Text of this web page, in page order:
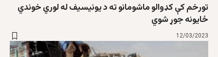
تورخم کې کډوالو ماشومانو ته د يونيسيف له لوري خوندي
ځایونه جوړ شوي
12/03/2023